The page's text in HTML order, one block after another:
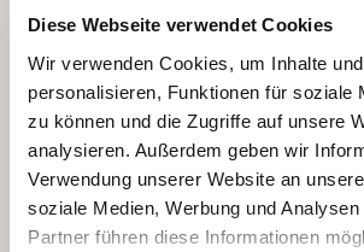
Diese Webseite verwendet Cookies
Wir verwenden Cookies, um Inhalte
personalisieren, Funktionen für soziale
zu können und die Zugriffe auf unsere
analysieren. Außerdem geben wir
Verwendung unserer Website an
soziale Medien, Werbung und
Partner führen diese Informationen
Grünen. Ist Bohème und
aus prachtvollen Palästen,
erstklassigen Museen. Nicht zu
die Spanische Hofreitschule
im Kaffeehaus – mit
Apfelstrudel. So reich. So
für eine Stadt!